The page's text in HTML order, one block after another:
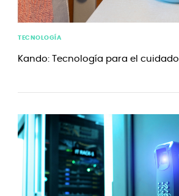
TECNOLOGÍA
Kando: Tecnología para el cuidado